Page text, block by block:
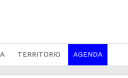
TERRITORIO AGENDA